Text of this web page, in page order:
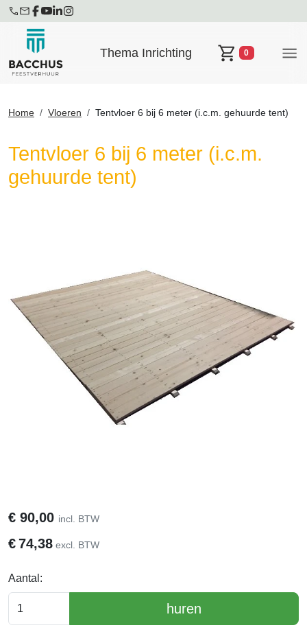
Thema Inrichting
Winkelwagen
0
Home Vloeren Tentvloer 6 bij 6 meter (i.c.m. gehuurde tent)
Tentvloer 6 bij 6 meter (i.c.m.
gehuurde tent)
€ 90,00 incl. BTW
€74,38 excl. BTW
Aantal:
huren